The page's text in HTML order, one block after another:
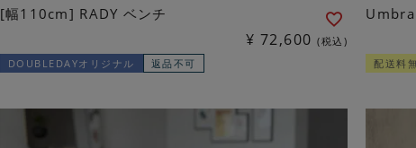
[幅110cm] RADY ベンチ
¥ 72,600
税込
DOUBLEDAYオリジナル
返品不可
Umbra
配送料